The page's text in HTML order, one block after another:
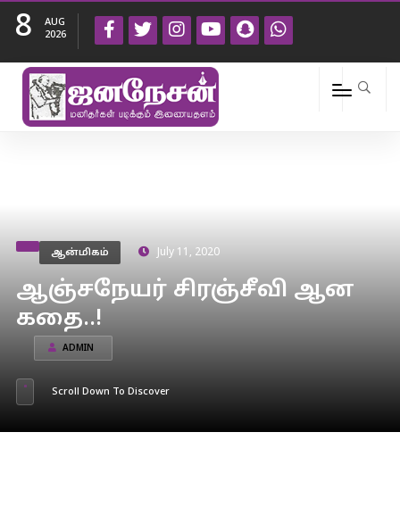
8
AUG
2026
ஆன்மிகம் July 11, 2020
ஆஞ்சநேயர் சிரஞ்சீவி ஆன
கதை..!
ADMIN
Scroll Down To Discover